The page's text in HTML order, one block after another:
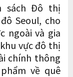
sách Đô thị
Seoul, cho
ngoài và gia
vực đô thị
chính thông
về quê